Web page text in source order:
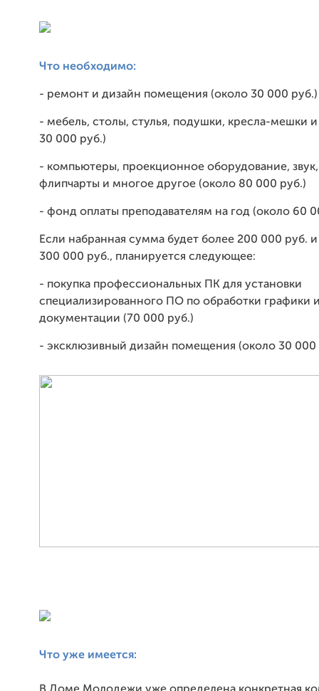
Что необходимо:
- ремонт и дизайн помещения (около 30 000 руб.)
- мебель, столы, стулья, подушки, кресла-мешки
30 000 руб.)
- компьютеры, проекционное оборудование, звук,
флипчарты и многое другое (около 80 000 руб.)
- фонд оплаты преподавателям на год (около 60
Если набранная сумма будет более 200 000 руб.
300 000 руб., планируется следующее:
- покупка профессиональных ПК для установки
специализированного ПО по обработки графики
документации (70 000 руб.)
- эксклюзивный дизайн помещения (около 30 000
Что уже имеется: